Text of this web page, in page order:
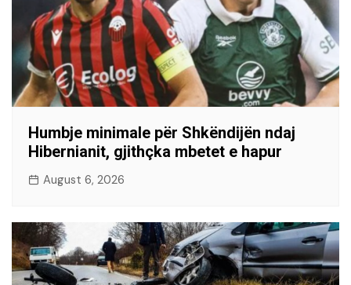
Humbje minimale për Shkëndijën ndaj
Hibernianit, gjithçka mbetet e hapur
August 6, 2026